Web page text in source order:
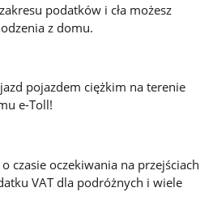
podatków i cła możesz
z domu.
pojazdem ciężkim na terenie
e-Toll!
czasie oczekiwania na przejściach
VAT dla podróżnych i wiele